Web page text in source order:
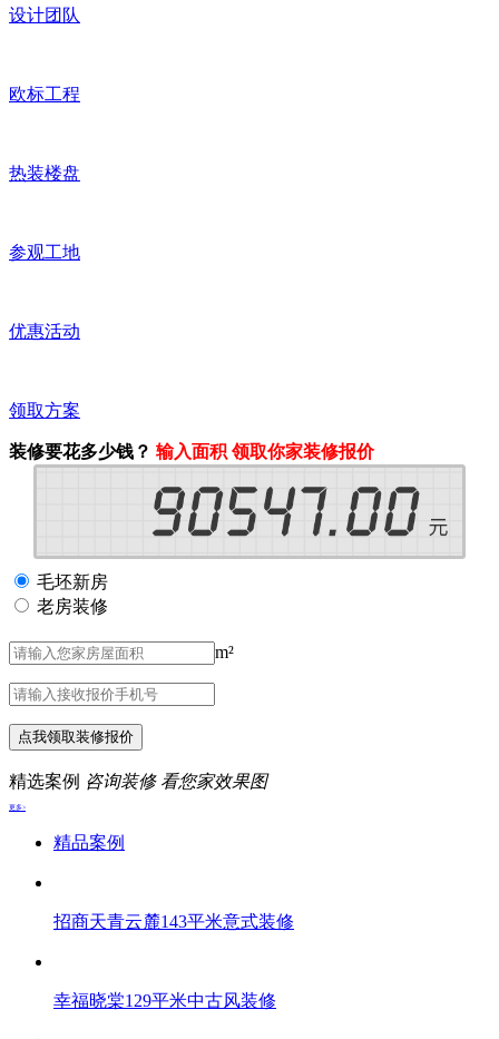
设计团队
欧标工程
热装楼盘
参观工地
优惠活动
领取方案
装修要花多少钱？ 输入面积 领取你家装修报价
毛坯新房
老房装修
m²
点我领取装修报价
精选案例 咨询装修 看您家效果图
更多>
精品案例
招商天青云麓143平米意式装修
幸福晓棠129平米中古风装修